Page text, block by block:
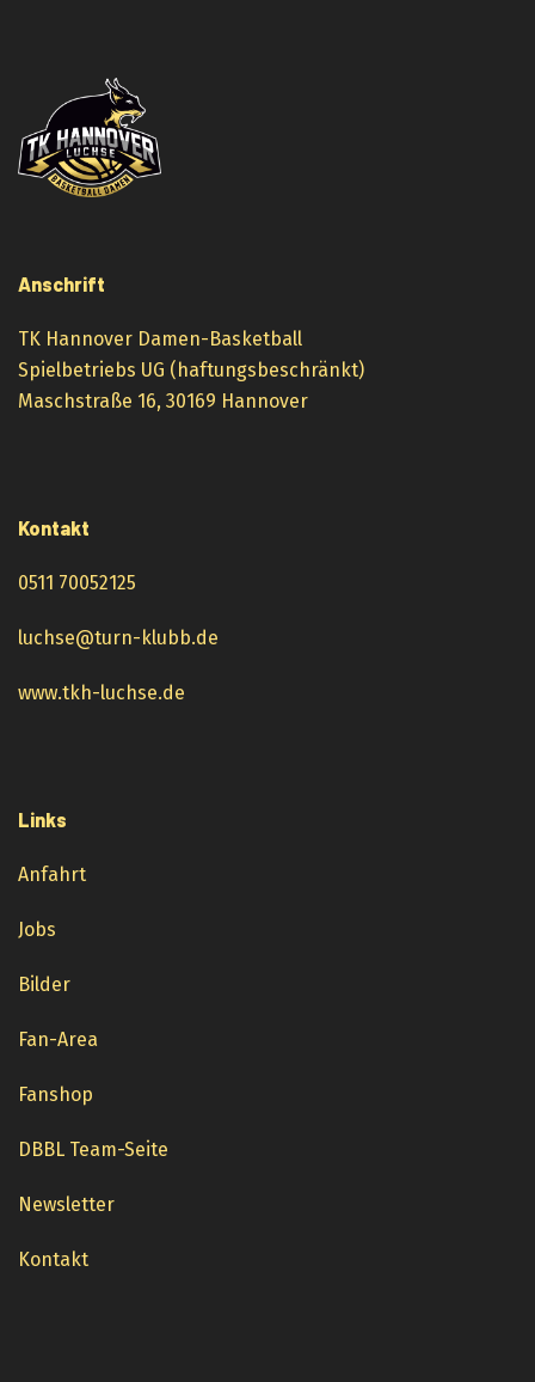
Anschrift
TK Hannover Damen-Basketball
Spielbetriebs UG (haftungsbeschränkt)
Maschstraße 16, 30169 Hannover
Kontakt
0511 70052125
luchse@turn-klubb.de
www.tkh-luchse.de
Links
Anfahrt
Jobs
Bilder
Fan-Area
Fanshop
DBBL Team-Seite
Newsletter
Kontakt